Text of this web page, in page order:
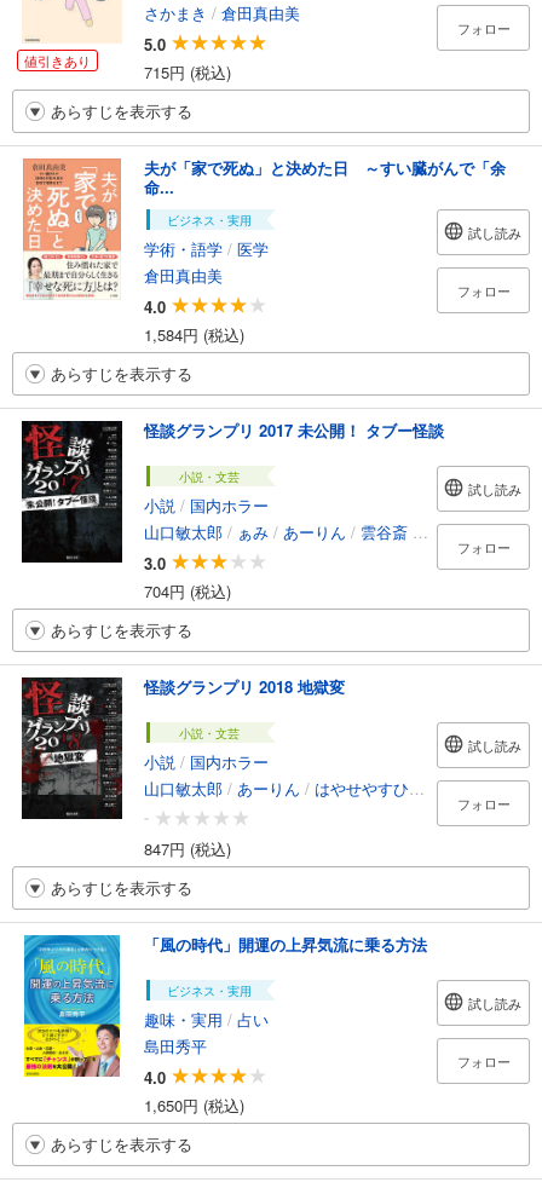
値引きあり
さかまき / 倉田真由美
5.0
715円 (税込)
フォロー
あらすじを表示する
夫が「家で死ぬ」と決めた日 ～すい臓がんで「余
命...
ビジネス・実用
学術・語学 / 医学
倉田真由美
4.0
1,584円 (税込)
試し読み
フォロー
あらすじを表示する
怪談グランプリ 2017 未公開！ タブー怪談
小説・文芸
小説 / 国内ホラー
山口敏太郎 / ぁみ / あーりん / 雲谷斎 小原猛/渋谷泰
3.0
704円 (税込)
試し読み
フォロー
あらすじを表示する
怪談グランプリ 2018 地獄変
小説・文芸
小説 / 国内ホラー
山口敏太郎 / あーりん / はやせやすひろ /志月かなで/
-
847円 (税込)
試し読み
フォロー
あらすじを表示する
「風の時代」開運の上昇気流に乗る方法
ビジネス・実用
趣味・実用 / 占い
島田秀平
4.0
1,650円 (税込)
試し読み
フォロー
あらすじを表示する